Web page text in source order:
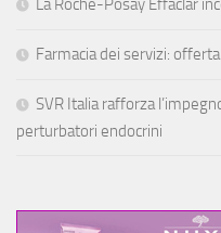
La Roche-Posay Effaclar
Farmacia dei servizi:
SVR Italia rafforza
perturbatori endocrini